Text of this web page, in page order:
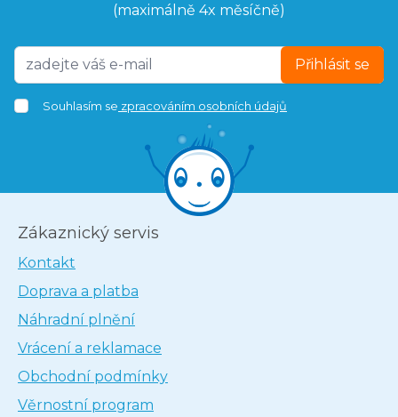
(maximálně 4x měsíčně)
Přihlásit se
Souhlasím se zpracováním osobních údajů
Zákaznický servis
Kontakt
Doprava a platba
Náhradní plnění
Vrácení a reklamace
Obchodní podmínky
Věrnostní program